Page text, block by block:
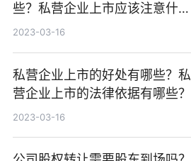
些？私营企业上市应该注意什
么？
2023-03-16
私营企业上市的好处有哪些？私
营企业上市的法律依据有哪些？
2023-03-16